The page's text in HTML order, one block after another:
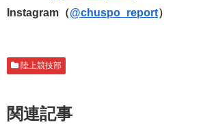
Instagram（@chuspo_report）
陸上競技部
関連記事